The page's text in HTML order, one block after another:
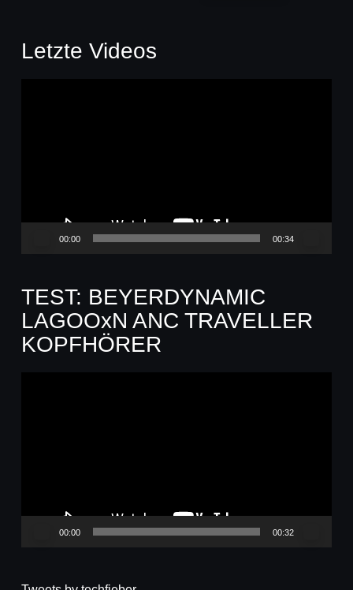
Letzte Videos
00:00 00:34
TEST: BEYERDYNAMIC
LAGOOxN ANC TRAVELLER
KOPFHÖRER
00:00 00:32